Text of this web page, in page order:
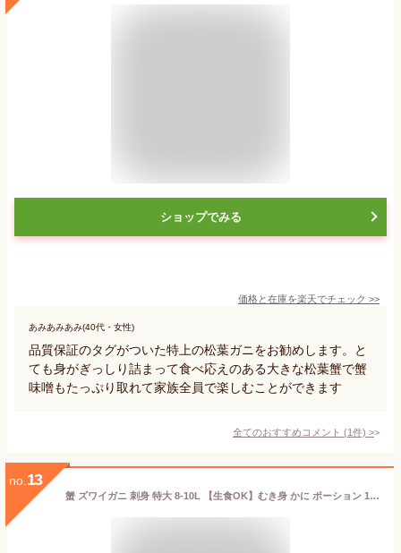
ショップでみる
価格と在庫を楽天でチェック >>
あみあみあみ(40代・女性)
品質保証のタグがついた特上の松葉ガニをお勧めします。と
ても身がぎっしり詰まって食べ応えのある大きな松葉蟹で蟹
味噌もたっぷり取れて家族全員で楽しむことができます
全てのおすすめコメント (1件) >
no. 13
蟹 ズワイガニ 刺身 特大 8-10L 【生食OK】むき身 かに ポーション 1kg (16-20本) 即日発送 ズワイガニ 新鮮な船内冷凍 蟹 ズワイ蟹 刺身 かにしゃぶ 蟹しゃぶ しゃぶしゃぶ用 剥き身 極太 おせち ずわい蟹 カニ かに鍋 お歳暮 ギフト 送料無料